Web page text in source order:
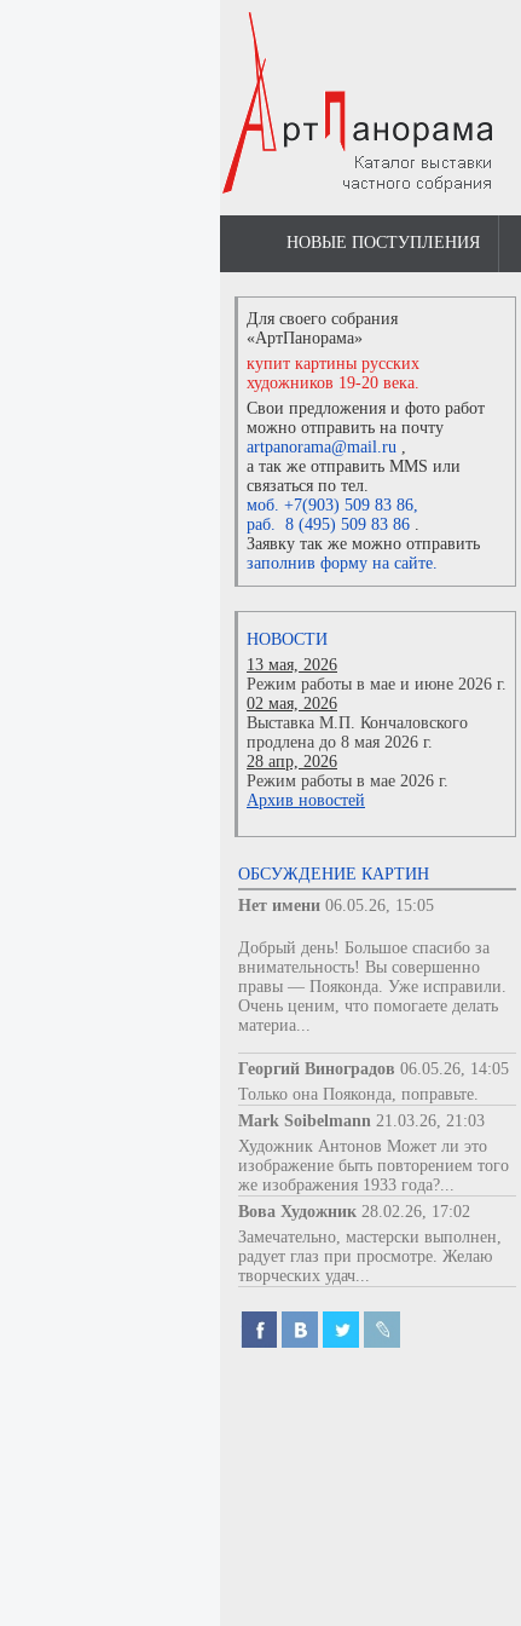
НОВЫЕ ПОСТУПЛЕНИЯ
Для своего собрания
«АртПанорама»
купит картины русских
художников 19-20 века.
Свои предложения и фото работ
можно отправить на почту
artpanorama@mail.ru ,
а так же отправить MMS или
связаться по тел.
моб. +7(903) 509 83 86,
раб. 8 (495) 509 83 86 .
Заявку так же можно отправить
заполнив форму на сайте.
НОВОСТИ
13 мая, 2026
Режим работы в мае и июне 2026 г.
02 мая, 2026
Выставка М.П. Кончаловского
продлена до 8 мая 2026 г.
28 апр, 2026
Режим работы в мае 2026 г.
Архив новостей
ОБСУЖДЕНИЕ КАРТИН
Нет имени 06.05.26, 15:05
Добрый день! Большое спасибо за
внимательность! Вы совершенно
правы — Пояконда. Уже исправили.
Очень ценим, что помогаете делать
материа...
Георгий Виноградов 06.05.26, 14:05
Только она Пояконда, поправьте.
Mark Soibelmann 21.03.26, 21:03
Художник Антонов Может ли это
изображение быть повторением того
же изображения 1933 года?...
Вова Художник 28.02.26, 17:02
Замечательно, мастерски выполнен,
радует глаз при просмотре. Желаю
творческих удач...